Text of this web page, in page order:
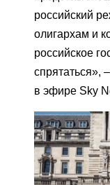
российский
олигархам и
российское
спрятаться»,
в эфире Sky